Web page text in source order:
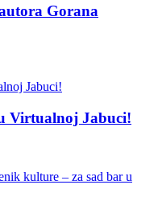
Gorana
Virtualnoj Jabuci!